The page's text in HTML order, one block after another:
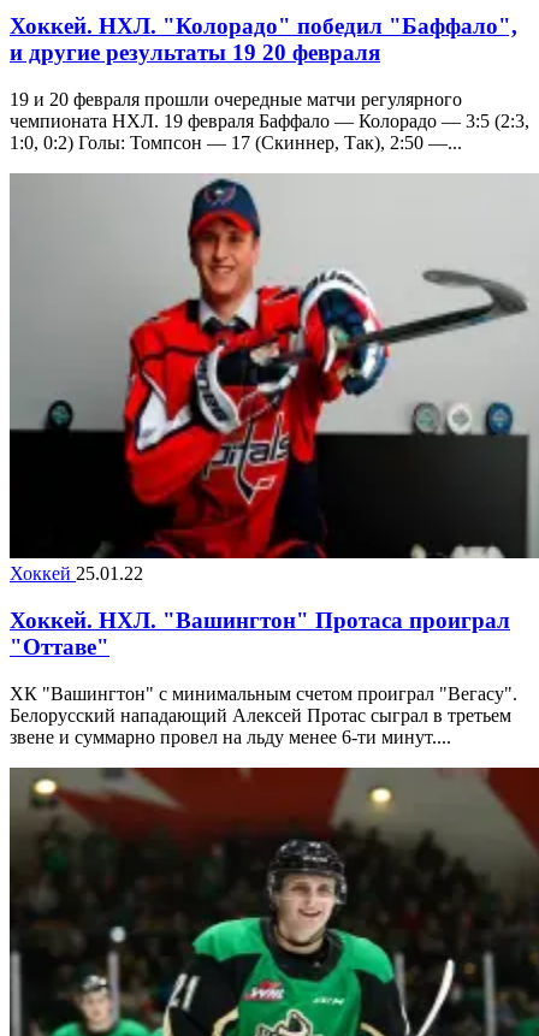
Хоккей. НХЛ. "Колорадо" победил "Баффало",
и другие результаты 19 20 февраля
19 и 20 февраля прошли очередные матчи регулярного
чемпионата НХЛ. 19 февраля Баффало — Колорадо — 3:5 (2:3,
1:0, 0:2) Голы: Томпсон — 17 (Скиннер, Так), 2:50 —...
Хоккей 25.01.22
Хоккей. НХЛ. "Вашингтон" Протаса проиграл
"Оттаве"
ХК "Вашингтон" с минимальным счетом проиграл "Вегасу".
Белорусский нападающий Алексей Протас сыграл в третьем
звене и суммарно провел на льду менее 6-ти минут....